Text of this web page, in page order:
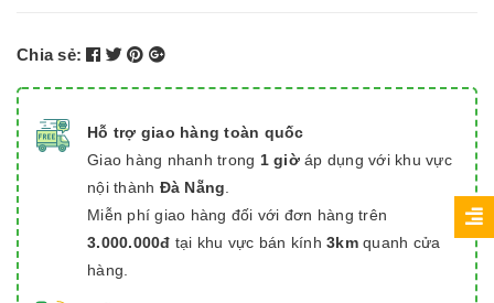
Chia sẻ:
Hỗ trợ giao hàng toàn quốc
Giao hàng nhanh trong 1 giờáp dụng với khu vực
nội thành Đà Nẵng
Miễn phí giao hàng đối với đơn hàng trên
3.000.000đ tại khu vực bán kính 3kmquanh cửa
hàng.